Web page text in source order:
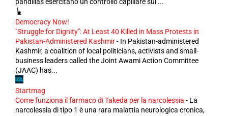
pandillas esercitano un controllo capillare sul ...
Democracy Now!
"Struggle for Dignity": At Least 40 Killed in Mass Protests in
Pakistan-Administered Kashmir- In Pakistan-administered
Kashmir, a coalition of local politicians, activists and small-
business leaders called the Joint Awami Action Committee
(JAAC) has...
Startmag
Come funziona il farmaco di Takeda per la narcolessia - La
narcolessia di tipo 1 è una rara malattia neurologica cronica,